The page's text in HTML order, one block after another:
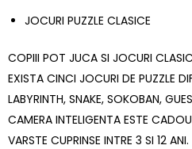
JOCURI PUZZLE CLASICE
COPIII POT JUCA SI JOCURI
EXISTA CINCI JOCURI DE PUZZLE
LABYRINTH, SNAKE, SOKOBAN,
CAMERA INTELIGENTA ESTE
VARSTE CUPRINSE INTRE 3 SI 12 ANI.